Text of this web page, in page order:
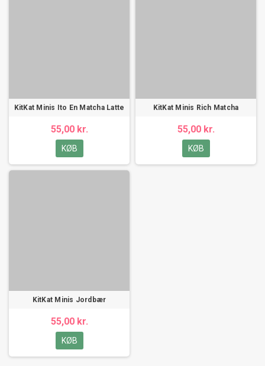
KitKat Minis Ito En Matcha Latte
55,00 kr.
KØB
KitKat Minis Rich Matcha
55,00 kr.
KØB
KitKat Minis Jordbær
55,00 kr.
KØB